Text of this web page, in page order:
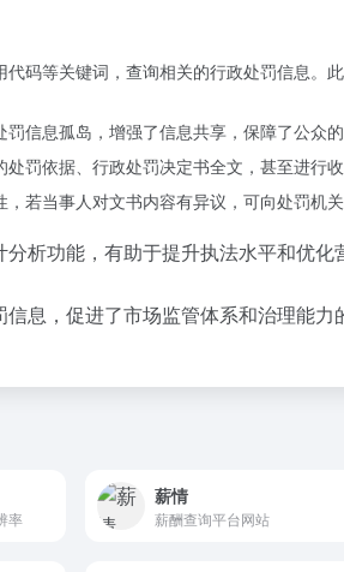
码等关键词，查询相关的行政处罚信息。
信息孤岛，增强了信息共享，保障了公众
罚依据、行政处罚决定书全文，甚至进行
若当事人对文书内容有异议，可向处罚机
析功能，有助于提升执法水平和优化
息，促进了市场监管体系和治理能力
率
薪情
薪酬查询平台网站